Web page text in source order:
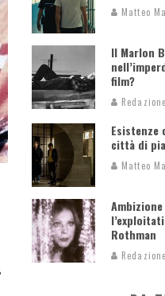
Matteo
Il Marlon
film?
Redazione
Esistenze
città di
Matteo
Rothman
Redazione